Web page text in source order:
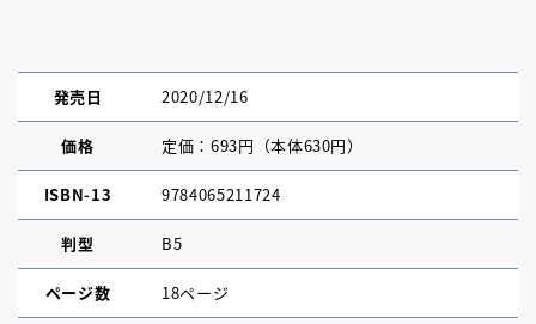
発売日 2020/12/16
価格 定価：693円（本体630円）
ISBN-13 9784065211724
判型 B5
ページ数 18ページ